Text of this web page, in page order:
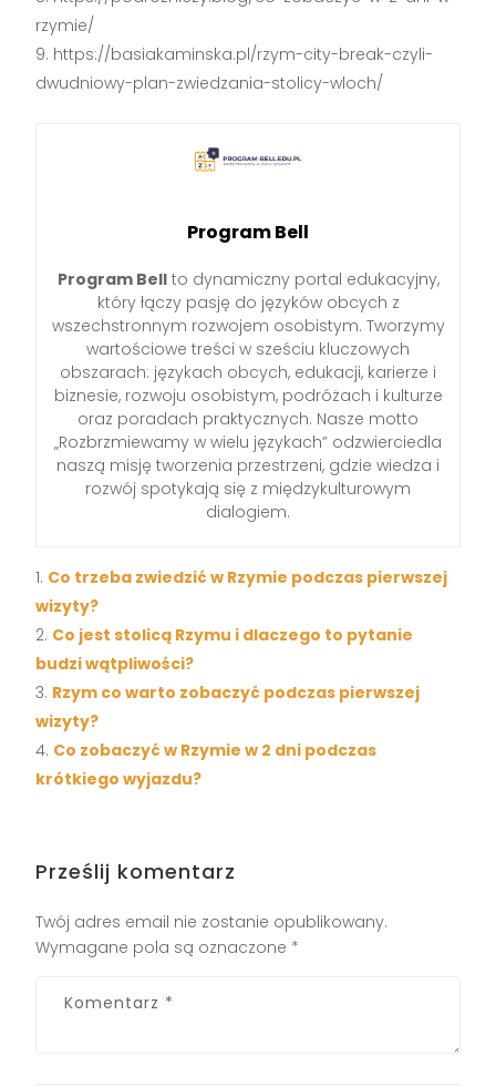
rzymie/
https://basiakaminska.pl/rzym-city-break-czyli-
dwudniowy-plan-zwiedzania-stolicy-wloch/
Program Bell
Program Bellto dynamiczny portal edukacyjny,
który łączy pasję do języków obcych z
wszechstronnym rozwojem osobistym. Tworzymy
wartościowe treści w sześciu kluczowych
obszarach: językach obcych, edukacji, karierze i
biznesie, rozwoju osobistym, podróżach i kulturze
oraz poradach praktycznych. Nasze motto
„Rozbrzmiewamy w wielu językach” odzwierciedla
naszą misję tworzenia przestrzeni, gdzie wiedza i
rozwój spotykają się z międzykulturowym
dialogiem.
Co trzeba zwiedzić w Rzymie podczas pierwszej
wizyty?
Co jest stolicą Rzymu i dlaczego to pytanie
budzi wątpliwości?
Rzym co warto zobaczyć podczas pierwszej
wizyty?
Co zobaczyć w Rzymie w 2 dni podczas
krótkiego wyjazdu?
Prześlij komentarz
Twój adres email nie zostanie opublikowany.
Wymagane pola są oznaczone *